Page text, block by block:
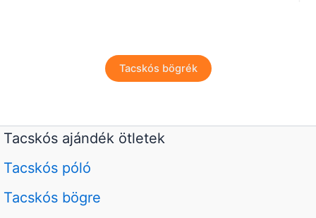
Tacskós bögrék
Tacskós ajándék ötletek
Tacskós póló
Tacskós bögre